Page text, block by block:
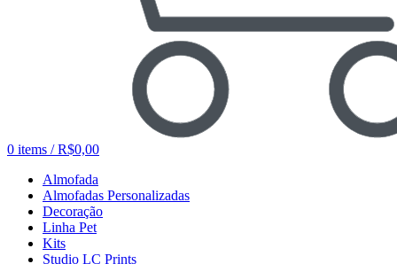
0 items / R$0,00
Almofada
Almofadas Personalizadas
Decoração
Linha Pet
Kits
Studio LC Prints